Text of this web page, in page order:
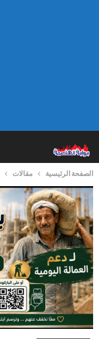
الصفحة الرئيسية مقالات